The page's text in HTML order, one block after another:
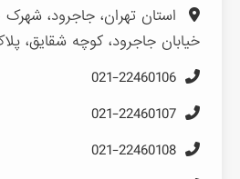
استان تهران، جاجرود،
خیابان جاجرود، کوچه شقایق، پلاک